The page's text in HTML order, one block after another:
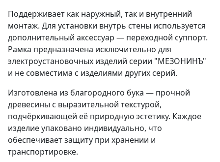
Поддерживает как наружный, так и внутренний
монтаж. Для установки внутрь стены используется
дополнительный аксессуар — переходной суппорт.
Рамка предназначена исключительно для
электроустановочных изделий серии "МЕЗОНИНЪ"
и не совместима с изделиями других серий.
Изготовлена из благородного бука — прочной
древесины с выразительной текстурой,
подчёркивающей её природную эстетику. Каждое
изделие упаковано индивидуально, что
обеспечивает защиту при хранении и
транспортировке.